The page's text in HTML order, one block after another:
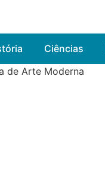
Ciências
de Arte Moderna